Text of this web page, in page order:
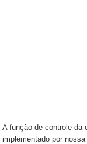
A função de controle da
implementado por